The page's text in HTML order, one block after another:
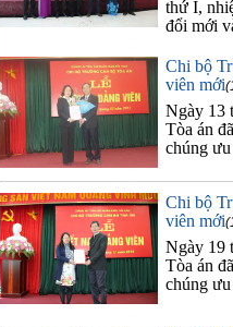
thứ I,
đổi mới
Chi bộ
viên mới
Ngày 13
Tòa án
chúng
Chi bộ
viên mới
Ngày 19
Tòa án
chúng